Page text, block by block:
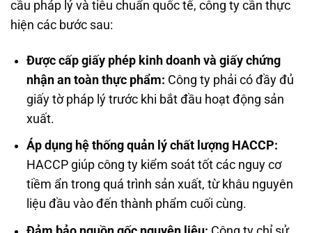
cầu pháp lý và tiêu chuẩn quốc tế, công ty cần thực
hiện các bước sau:
Được cấp giấy phép kinh doanh và giấy chứng
nhận an toàn thực phẩm: Công ty phải có đầy đủ
giấy tờ pháp lý trước khi bắt đầu hoạt động sản
xuất.
Áp dụng hệ thống quản lý chất lượng HACCP:
HACCP giúp công ty kiểm soát tốt các nguy cơ
tiềm ẩn trong quá trình sản xuất, từ khâu nguyên
liệu đầu vào đến thành phẩm cuối cùng.